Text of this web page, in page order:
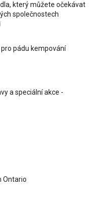
který můžete očekávat
společnostech
pádu kempování
a speciální akce -
Ontario